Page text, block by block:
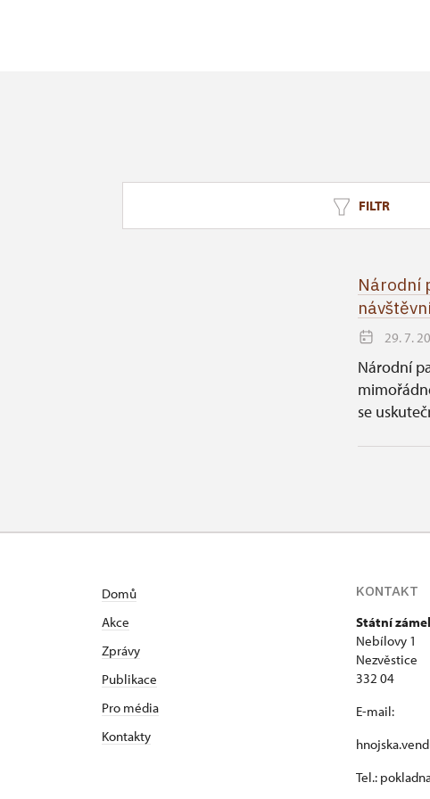
FILTR
Národní
29. 7.
Národní
se
Domů
Akce
Zprávy
Publikace
Pro média
Kontakty
KONTAKT
Státní
Nebílovy 1
Nezvěstice
332 04
E-mail:
Tel.: